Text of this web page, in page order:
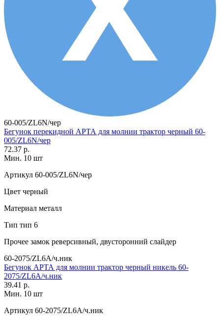
60-005/ZL6N/чер
Бегунок перекидной АРТА для молнии трактор черный 60-
005/ZL6N/чер
72.37 р.
Мин. 10 шт
Артикул 60-005/ZL6N/чер
Цвет черный
Материал металл
Тип тип 6
Прочее замок реверсивный, двусторонний слайдер
60-2075/ZL6A/ч.ник
Бегунок АРТА для молнии трактор черный никель 60-
2075/ZL6A/ч.ник
39.41 р.
Мин. 10 шт
Артикул 60-2075/ZL6A/ч.ник